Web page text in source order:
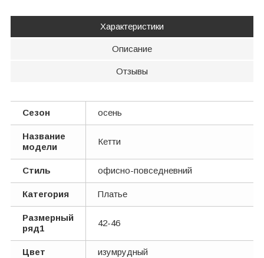
Характеристики
Описание
Отзывы
Сезон осень
Название
модели
Кетти
Стиль офисно-повседневний
Категория Платье
Размерный
ряд1
42-46
Цвет изумрудный